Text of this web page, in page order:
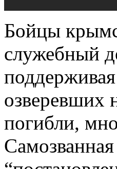
Бойцы
служебный
озверевших
погибли,